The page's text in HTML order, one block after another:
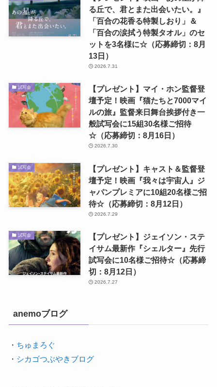
る丘で、君とまた出会いたい。』
「百合の花香る特製しおり」＆
「百合の涙拭う特製タオル」のセ
ットを3名様に☆（応募締切：8月
13日）
2026.7.31
試写会
【プレゼント】マイ・ホン監督登
壇予定！映画『猫たちと7000マイ
ルの旅』監督来日舞台挨拶付き一
般試写会に15組30名様ご招待
☆（応募締切：8月16日）
2026.7.30
試写会
【プレゼント】キャスト＆監督登
壇予定！映画『我々は宇宙人』ジ
ャパンプレミアに10組20名様ご招
待☆（応募締切：8月12日）
2026.7.29
試写会
【プレゼント】ジェイソン・ステ
イサム最新作『シェルター』先行
試写会に10名様ご招待☆（応募締
切：8月12日）
2026.7.27
anemoブログ
・ ちゅまろぐ
・ シカゴつぶやきブログ